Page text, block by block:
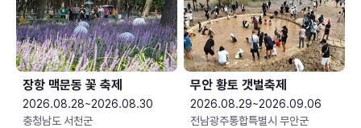
장항 맥문동 꽃 축제
2026.08.28~2026.08.30
충청남도 서천군
무안 황토 갯벌축제
2026.08.29~2026.09.06
전남광주통합특별시 무안군